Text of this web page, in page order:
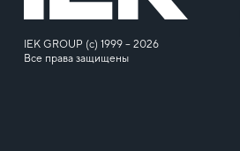
IEK GROUP (c) 1999 – 2026
Все права защищены